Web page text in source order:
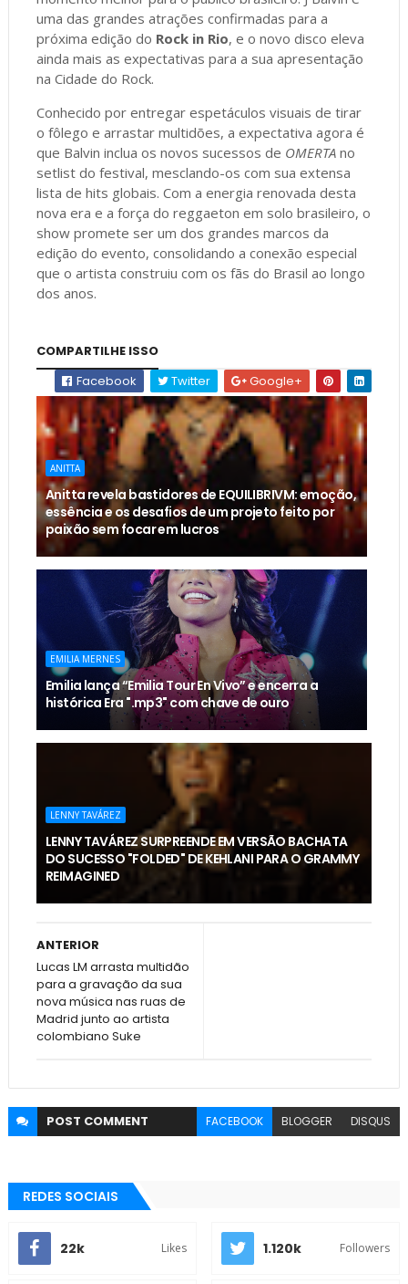
uma das grandes atrações confirmadas para a
próxima edição do Rock in Rio, e o novo disco eleva
ainda mais as expectativas para a sua apresentação
na Cidade do Rock.
Conhecido por entregar espetáculos visuais de tirar
o fôlego e arrastar multidões, a expectativa agora é
que Balvin inclua os novos sucessos de OMERTAno
setlist do festival, mesclando-os com sua extensa
lista de hits globais. Com a energia renovada desta
nova era e a força do reggaeton em solo brasileiro, o
show promete ser um dos grandes marcos da
edição do evento, consolidando a conexão especial
que o artista construiu com os fãs do Brasil ao longo
dos anos.
COMPARTILHE ISSO
Facebook
Twitter Google+
ANITTA
Anitta revela bastidores de EQUILIBRIVM: emoção,
essência e os desafios de um projeto feito por
paixão sem focar em lucros
EMILIA MERNES
Emilia lança “Emilia Tour En Vivo” e encerra a
histórica Era ".mp3" com chave de ouro
LENNY TAVÁREZ
LENNY TAVÁREZ SURPREENDE EM VERSÃO BACHATA
DO SUCESSO "FOLDED" DE KEHLANI PARA O GRAMMY
REIMAGINED
ANTERIOR
Lucas LM arrasta multidão
para a gravação da sua
nova música nas ruas de
Madrid junto ao artista
colombiano Suke
POST COMMENT FACEBOOK BLOGGER DISQUS
REDES SOCIAIS
22k Likes 1.120k Followers